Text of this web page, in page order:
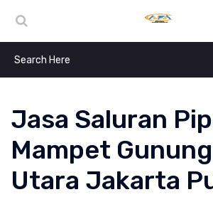
Jasa Saluran
Mampet
Utara Jakarta